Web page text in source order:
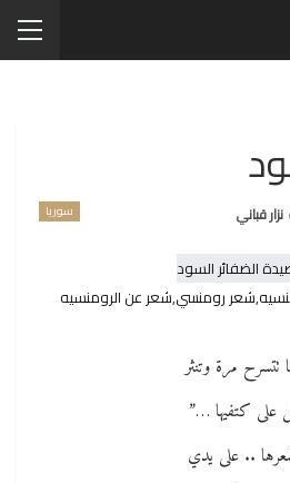
سوريا نزار قباني
رومنسي,شعر عن الرومنسيه
تتسرح مرة وتنثر
على كتفيها …”
.. على يدي